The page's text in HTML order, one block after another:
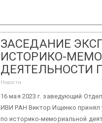
ЗАСЕДАНИЕ
ИСТОРИКО-
ДЕЯТЕЛЬНОСТИ
Новости
16 мая 2023 г. заведующий
ИВИ РАН Виктор Ищенко принял
по историко-мемориальной